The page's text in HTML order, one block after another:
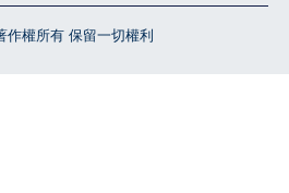
作權所有 保留一切權利